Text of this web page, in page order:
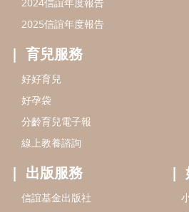
信誼基金出版社
閱讀推廣
Bookstart閱讀起步走
信誼幼兒文學獎
信誼兒童動畫獎
小袋鼠說故事劇團
service@hsin-yi.org.tw
信誼好好育兒